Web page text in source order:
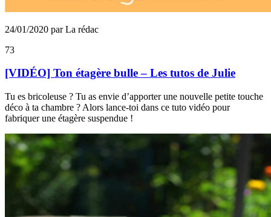
24/01/2020 par La rédac
73
[VIDÉO] Ton étagère bulle – Les tutos de Julie
Tu es bricoleuse ? Tu as envie d’apporter une nouvelle petite touche
déco à ta chambre ? Alors lance-toi dans ce tuto vidéo pour
fabriquer une étagère suspendue !